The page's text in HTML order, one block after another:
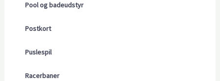
Pool og badeudstyr
Postkort
Puslespil
Racerbaner